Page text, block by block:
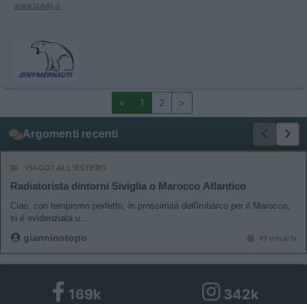
www.iz4dji.it
< 1 2 >
Argomenti recenti
VIAGGI ALL'ESTERO
Radiatorista dintorni Siviglia o Marocco Atlantico
Ciao, con tempismo perfetto, in prossimità dell'imbarco per il Marocco,
si è evidenziata u...
gianninotopo 49 minuti fa
169k 342k